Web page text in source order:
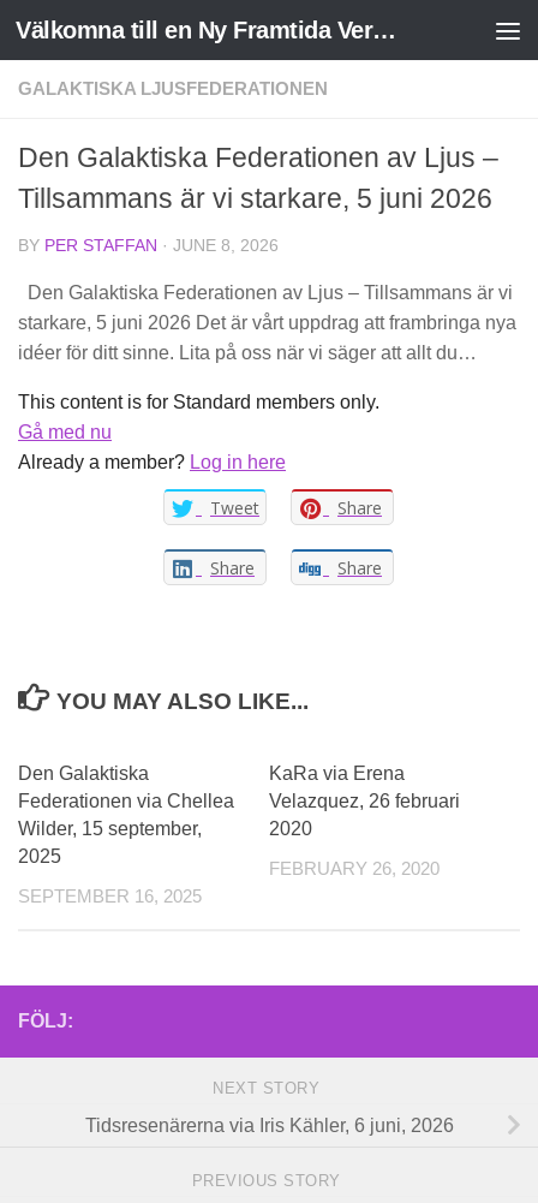
Skip to content Välkomna till en Ny Framtida Verklighet
GALAKTISKA LJUSFEDERATIONEN
Den Galaktiska Federationen av Ljus –
Tillsammans är vi starkare, 5 juni 2026
BY PER STAFFAN · JUNE 8, 2026
Den Galaktiska Federationen av Ljus – Tillsammans är vi
starkare, 5 juni 2026 Det är vårt uppdrag att frambringa nya
idéer för ditt sinne. Lita på oss när vi säger att allt du…
This content is for Standard members only.
Gå med nu
Already a member? Log in here
Tweet Share
Share Share
YOU MAY ALSO LIKE...
Den Galaktiska
Federationen via Chellea
Wilder, 15 september,
2025
SEPTEMBER 16, 2025
KaRa via Erena
Velazquez, 26 februari
2020
FEBRUARY 26, 2020
FÖLJ:
NEXT STORY
Tidsresenärerna via Iris Kähler, 6 juni, 2026
PREVIOUS STORY